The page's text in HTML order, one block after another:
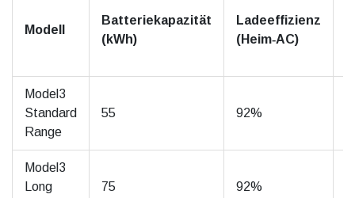
Modell
Batteriekapazität
(kWh)
Ladeeffizienz
(Heim‑AC)
Model3
Standard
Range
55 92%
Model3
Long
75 92%